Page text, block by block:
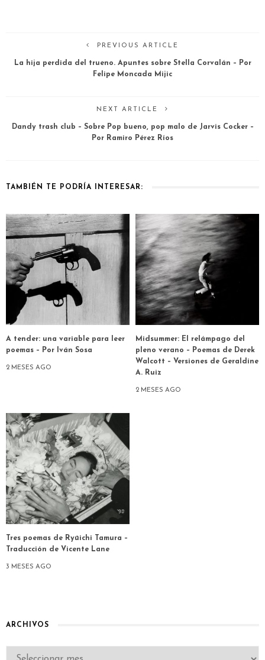
PREVIOUS ARTICLE
La hija perdida del trueno. Apuntes sobre Stella Corvalán – Por
Felipe Moncada Mijic
NEXT ARTICLE
Dandy trash club – Sobre Pop bueno, pop malo de Jarvis Cocker –
Por Ramiro Pérez Ríos
TAMBIÉN TE PODRÍA INTERESAR:
A tender: una variable para leer
poemas – Por Iván Sosa
2 MESES AGO
Midsummer: El relámpago del
pleno verano – Poemas de Derek
Walcott – Versiones de Geraldine
A. Ruiz
2 MESES AGO
Tres poemas de Ryūichi Tamura –
Traducción de Vicente Lane
3 MESES AGO
ARCHIVOS